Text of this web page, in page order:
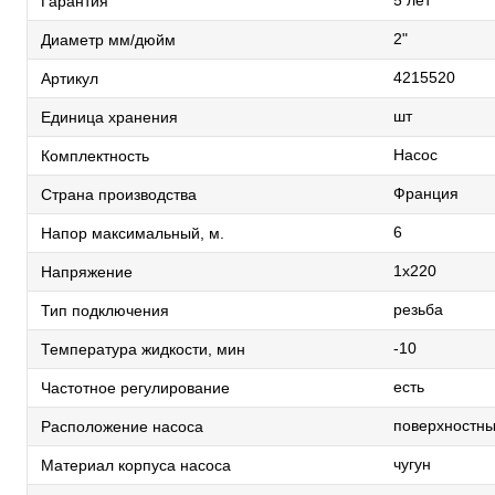
Диаметр мм/дюйм 2"
Артикул 4215520
Единица хранения шт
Комплектность Насос
Страна производства Франция
Напор максимальный, м. 6
Напряжение 1х220
Тип подключения резьба
Температура жидкости, мин -10
Частотное регулирование есть
Расположение насоса
Материал корпуса насоса чугун